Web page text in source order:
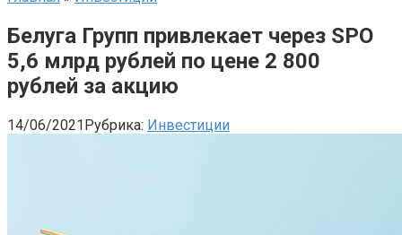
Белуга Групп привлекает через SPO
5,6 млрд рублей по цене 2 800
рублей за акцию
14/06/2021Рубрика: Инвестиции